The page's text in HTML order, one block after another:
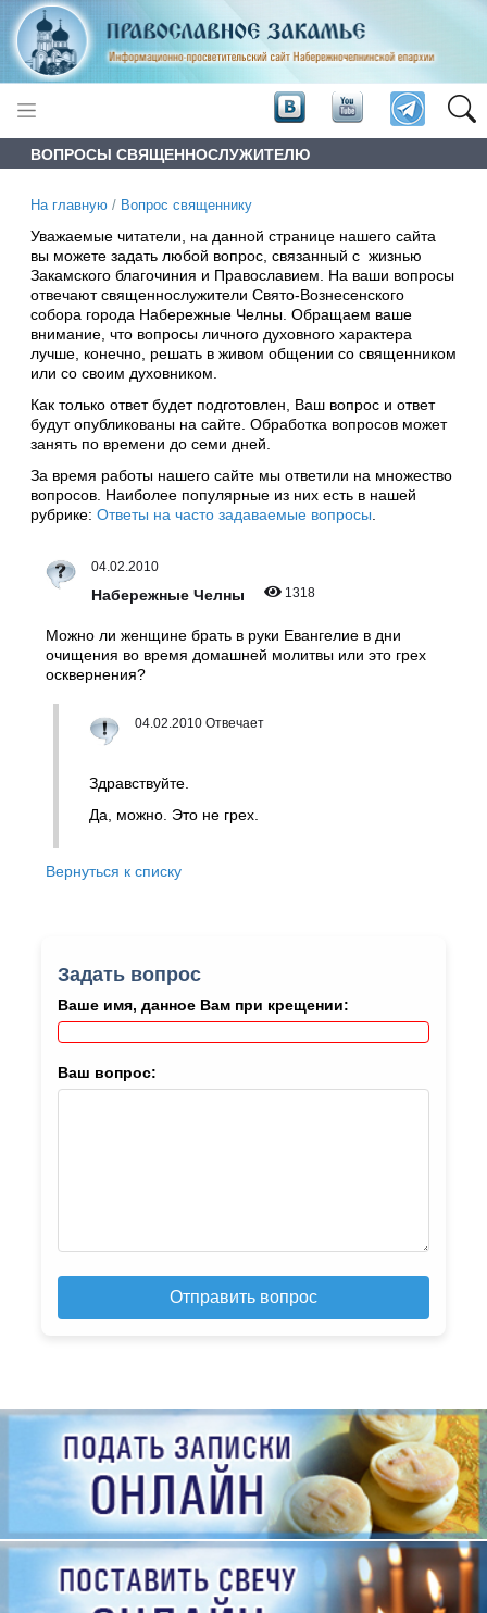
ВОПРОСЫ СВЯЩЕННОСЛУЖИТЕЛЮ
На главную / Вопрос священнику
Уважаемые читатели, на данной странице нашего сайта
вы можете задать любой вопрос, связанный с жизнью
Закамского благочиния и Православием. На ваши вопросы
отвечают священнослужители Свято-Вознесенского
собора города Набережные Челны. Обращаем ваше
внимание, что вопросы личного духовного характера
лучше, конечно, решать в живом общении со священником
или со своим духовником.
Как только ответ будет подготовлен, Ваш вопрос и ответ
будут опубликованы на сайте. Обработка вопросов может
занять по времени до семи дней.
За время работы нашего сайте мы ответили на множество
вопросов. Наиболее популярные из них есть в нашей
рубрике: Ответы на часто задаваемые вопросы
04.02.2010
Набережные Челны 1318
Можно ли женщине брать в руки Евангелие в дни
очищения во время домашней молитвы или это грех
осквернения?
04.02.2010 Отвечает
Здравствуйте.
Да, можно. Это не грех.
Вернуться к списку
Задать вопрос
Ваше имя, данное Вам при крещении:
Ваш вопрос:
Отправить вопрос